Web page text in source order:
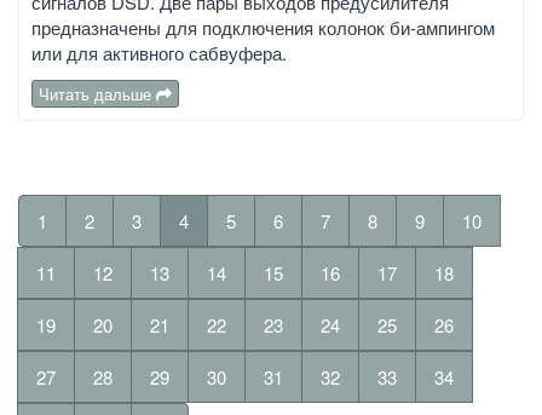
предназначены для подключения колонок би-ампингом
или для активного сабвуфера.
Читать дальше
1 2 3 4 5 6 7 8 9 10
11 12 13 14 15 16 17 18
19 20 21 22 23 24 25 26
27 28 29 30 31 32 33 34